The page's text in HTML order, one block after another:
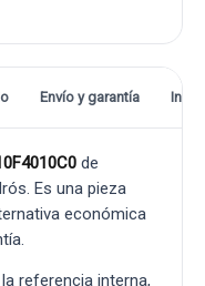
Envío y garantía
de
Es una pieza
económica
referencia interna,